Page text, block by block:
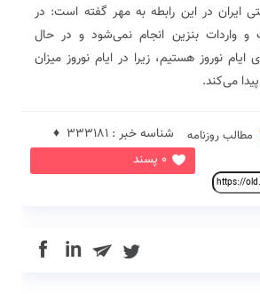
ایران در این رابطه به مهر گفته است: در
و واردات بنزین انجام نمی‌شود و در حال
ایام نوروز هستیم، زیرا در ایام نوروز میزان
می‌کند.
مطالب روزنامه
0 پسند
شناسه خبر : 333181 ♦
in